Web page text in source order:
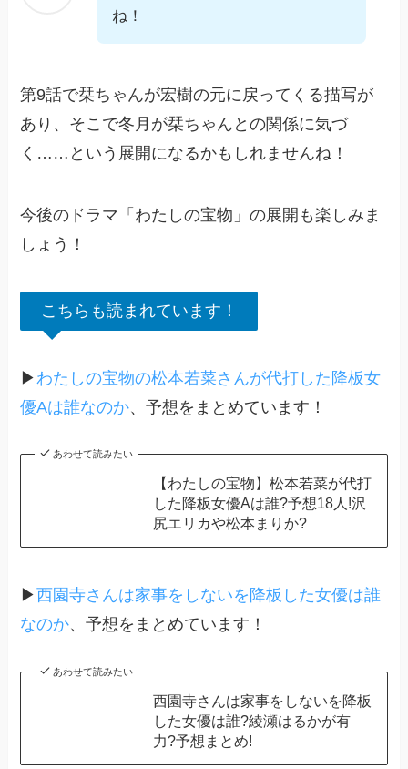
ね！
第9話で栞ちゃんが宏樹の元に戻ってくる描写が
あり、そこで冬月が栞ちゃんとの関係に気づ
く……という展開になるかもしれませんね！
今後のドラマ「わたしの宝物」の展開も楽しみま
しょう！
こちらも読まれています！
▶ わたしの宝物の松本若菜さんが代打した降板女
優Aは誰なのか、予想をまとめています！
あわせて読みたい
【わたしの宝物】松本若菜が代打
した降板女優Aは誰?予想18人!沢
尻エリカや松本まりか?
▶西園寺さんは家事をしないを降板した女優は誰
なのか、予想をまとめています！
あわせて読みたい
西園寺さんは家事をしないを降板
した女優は誰?綾瀬はるかが有
力?予想まとめ!